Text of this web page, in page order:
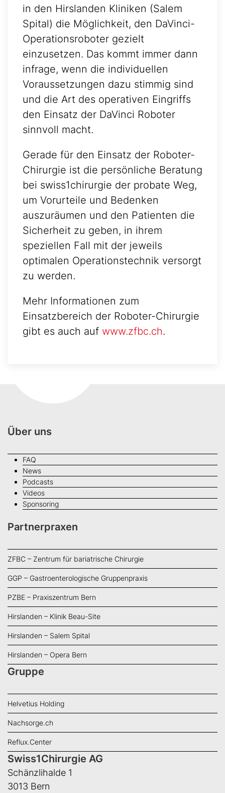
in den Hirslanden Kliniken (Salem
Spital) die Möglichkeit, den DaVinci-
Operationsroboter gezielt
einzusetzen. Das kommt immer dann
infrage, wenn die individuellen
Voraussetzungen dazu stimmig sind
und die Art des operativen Eingriffs
den Einsatz der DaVinci Roboter
sinnvoll macht.
Gerade für den Einsatz der Roboter-
Chirurgie ist die persönliche Beratung
bei swiss1chirurgie der probate Weg,
um Vorurteile und Bedenken
auszuräumen und den Patienten die
Sicherheit zu geben, in ihrem
speziellen Fall mit der jeweils
optimalen Operationstechnik versorgt
zu werden.
Mehr Informationen zum
Einsatzbereich der Roboter-Chirurgie
gibt es auch auf www.zfbc.ch.
Über uns
FAQ
News
Podcasts
Videos
Sponsoring
Partnerpraxen
ZFBC – Zentrum für bariatrische Chirurgie
GGP – Gastroenterologische Gruppenpraxis
PZBE – Praxiszentrum Bern
Hirslanden – Klinik Beau-Site
Hirslanden – Salem Spital
Hirslanden – Opera Bern
Gruppe
Helvetius Holding
Nachsorge.ch
Reflux.Center
Swiss1Chirurgie AG
Schänzlihalde 1
3013 Bern